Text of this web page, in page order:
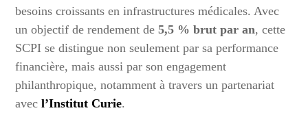
besoins croissants en infrastructures médicales. Avec
un objectif de rendement de5,5 % brut par an, cette
SCPI se distingue non seulement par sa performance
financière, mais aussi par son engagement
philanthropique, notamment à travers un partenariat
avecl’Institut Curie.